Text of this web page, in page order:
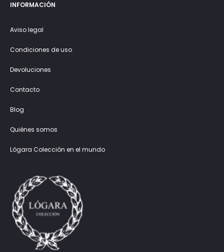
INFORMACIÓN
Aviso legal
Condiciones de uso
Devoluciones
Contacto
Blog
Quiénes somos
Lógara Colección en el mundo